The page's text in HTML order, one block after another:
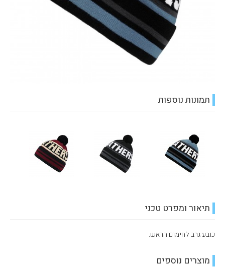
תמונות נוספות
תיאור ומפרט טכני
כובע גרב לחימום הראש.
מוצרים נוספים